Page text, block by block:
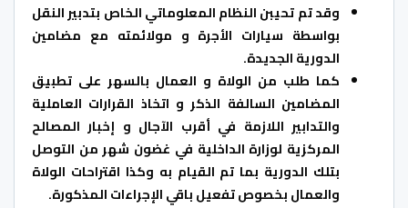
وقد تم تحيبن النظام المعلوماتي الخاص بتدبير النقل
بواسطة سيارات الأجرة و مولائمته مع مضامين
الدورية الجديدة.
كما طلب من الولاة و العمال بالسهر على تطبيق
المضامين السالفة الذكر و اتخاذ القرارات العاملية
والتدابير اللازمة في أقرب الآجال و إخبار المصالح
المركزية لوزارة الداخلية في غضون شهر من التوصل
بتلك الدورية بما تم القيام به وكذا اقتراحات الولاة
والعمال بخصوص تفعيل باقي الإجراءات المذكورة.